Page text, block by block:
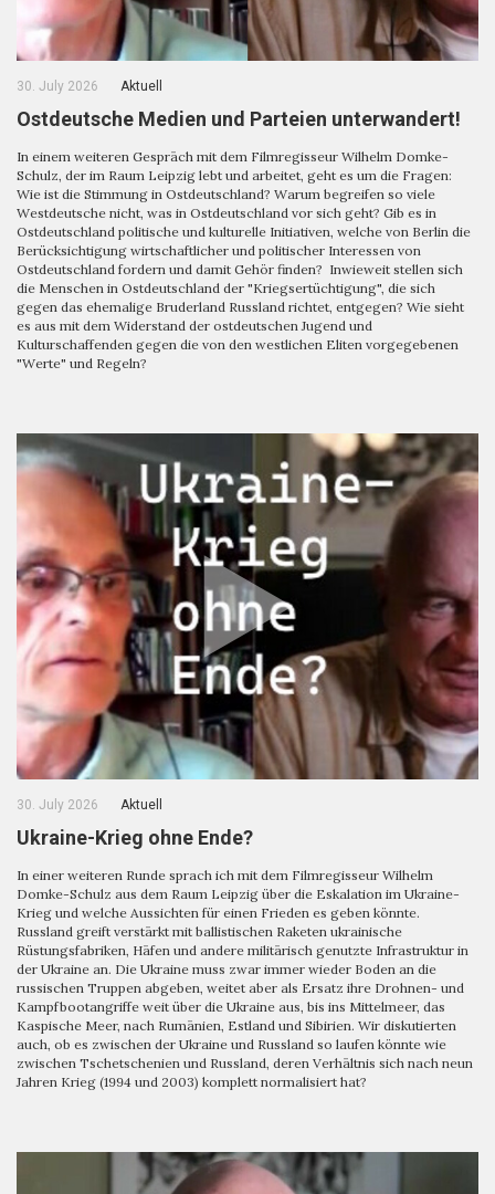
30. July 2026 Aktuell
Ostdeutsche Medien und Parteien unterwandert!
In einem weiteren Gespräch mit dem Filmregisseur Wilhelm Domke-
Schulz, der im Raum Leipzig lebt und arbeitet, geht es um die Fragen:
Wie ist die Stimmung in Ostdeutschland? Warum begreifen so viele
Westdeutsche nicht, was in Ostdeutschland vor sich geht? Gib es in
Ostdeutschland politische und kulturelle Initiativen, welche von Berlin die
Berücksichtigung wirtschaftlicher und politischer Interessen von
Ostdeutschland fordern und damit Gehör finden? Inwieweit stellen sich
die Menschen in Ostdeutschland der "Kriegsertüchtigung", die sich
gegen das ehemalige Bruderland Russland richtet, entgegen? Wie sieht
es aus mit dem Widerstand der ostdeutschen Jugend und
Kulturschaffenden gegen die von den westlichen Eliten vorgegebenen
"Werte" und Regeln?
30. July 2026 Aktuell
Ukraine-Krieg ohne Ende?
In einer weiteren Runde sprach ich mit dem Filmregisseur Wilhelm
Domke-Schulz aus dem Raum Leipzig über die Eskalation im Ukraine-
Krieg und welche Aussichten für einen Frieden es geben könnte.
Russland greift verstärkt mit ballistischen Raketen ukrainische
Rüstungsfabriken, Häfen und andere militärisch genutzte Infrastruktur in
der Ukraine an. Die Ukraine muss zwar immer wieder Boden an die
russischen Truppen abgeben, weitet aber als Ersatz ihre Drohnen- und
Kampfbootangriffe weit über die Ukraine aus, bis ins Mittelmeer, das
Kaspische Meer, nach Rumänien, Estland und Sibirien. Wir diskutierten
auch, ob es zwischen der Ukraine und Russland so laufen könnte wie
zwischen Tschetschenien und Russland, deren Verhältnis sich nach neun
Jahren Krieg (1994 und 2003) komplett normalisiert hat?